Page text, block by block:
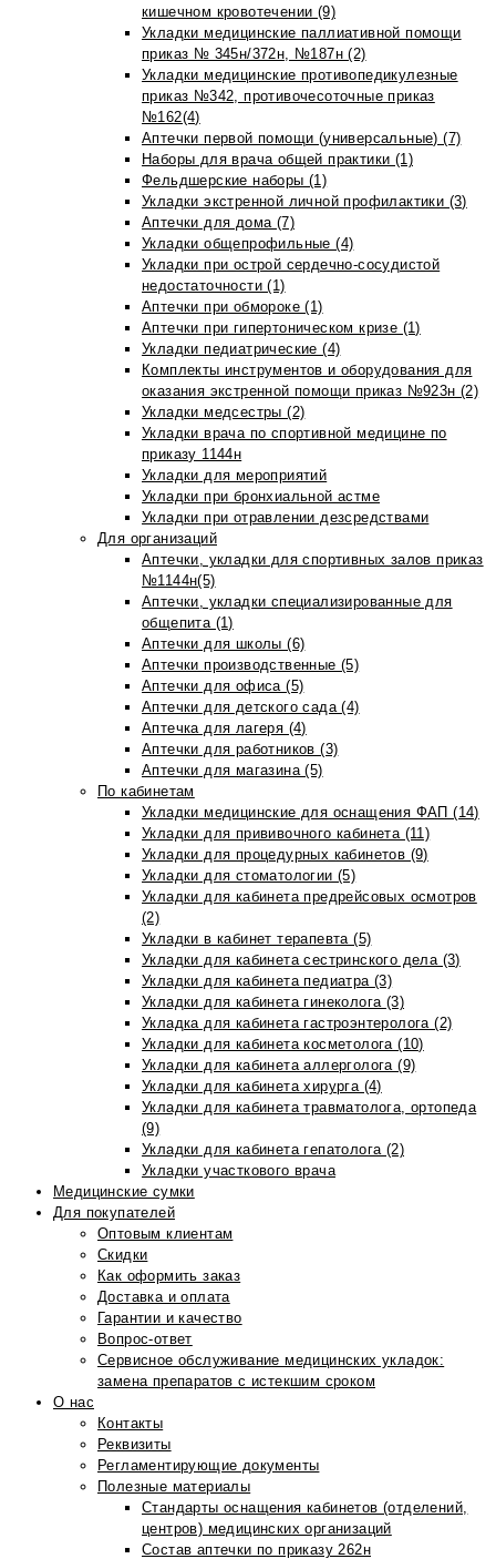
кишечном кровотечении (9)
Укладки медицинские паллиативной помощи
приказ № 345н/372н, №187н (2)
Укладки медицинские противопедикулезные
приказ №342, противочесоточные приказ
№162(4)
Аптечки первой помощи (универсальные) (7)
Наборы для врача общей практики (1)
Фельдшерские наборы (1)
Укладки экстренной личной профилактики (3)
Аптечки для дома (7)
Укладки общепрофильные (4)
Укладки при острой сердечно-сосудистой
недостаточности (1)
Аптечки при обмороке (1)
Аптечки при гипертоническом кризе (1)
Укладки педиатрические (4)
Комплекты инструментов и оборудования для
оказания экстренной помощи приказ №923н (2)
Укладки медсестры (2)
Укладки врача по спортивной медицине по
приказу 1144н
Укладки для мероприятий
Укладки при бронхиальной астме
Укладки при отравлении дезсредствами
Для организаций
Аптечки, укладки для спортивных залов приказ
№1144н(5)
Аптечки, укладки специализированные для
общепита (1)
Аптечки для школы (6)
Аптечки производственные (5)
Аптечки для офиса (5)
Аптечки для детского сада (4)
Аптечка для лагеря (4)
Аптечки для работников (3)
Аптечки для магазина (5)
По кабинетам
Укладки медицинские для оснащения ФАП (14)
Укладки для прививочного кабинета (11)
Укладки для процедурных кабинетов (9)
Укладки для стоматологии (5)
Укладки для кабинета предрейсовых осмотров
(2)
Укладки в кабинет терапевта (5)
Укладки для кабинета сестринского дела (3)
Укладки для кабинета педиатра (3)
Укладки для кабинета гинеколога (3)
Укладка для кабинета гастроэнтеролога (2)
Укладки для кабинета косметолога (10)
Укладки для кабинета аллерголога (9)
Укладки для кабинета хирурга (4)
Укладки для кабинета травматолога, ортопеда
(9)
Укладки для кабинета гепатолога (2)
Укладки участкового врача
Медицинские сумки
Для покупателей
Оптовым клиентам
Скидки
Как оформить заказ
Доставка и оплата
Гарантии и качество
Вопрос-ответ
Сервисное обслуживание медицинских укладок:
замена препаратов с истекшим сроком
О нас
Контакты
Реквизиты
Регламентирующие документы
Полезные материалы
Стандарты оснащения кабинетов (отделений,
центров) медицинских организаций
Состав аптечки по приказу 262н